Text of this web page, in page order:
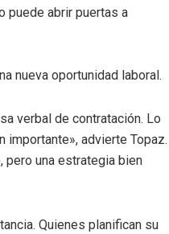
puede abrir puertas a
nueva oportunidad laboral.
verbal de contratación. Lo
importante», advierte Topaz.
pero una estrategia bien
Quienes planifican su